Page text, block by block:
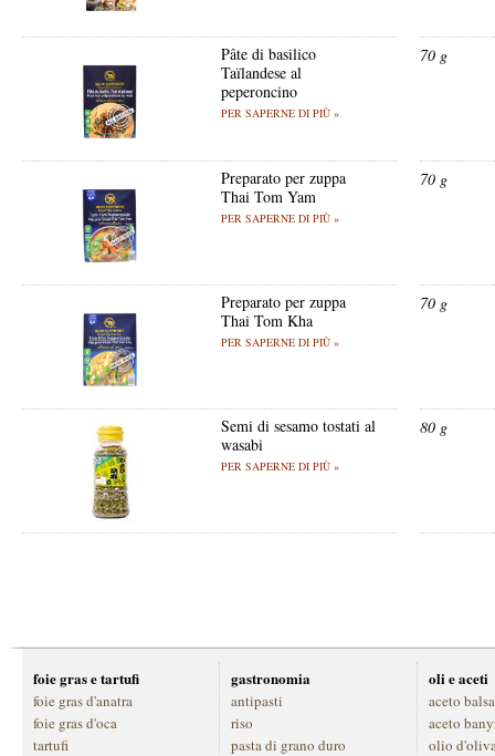
Pâte di basilico
Taïlandese al
peperoncino
PER SAPERNE DI PIÙ »
70 g
Preparato per zuppa
Thai Tom Yam
PER SAPERNE DI PIÙ »
70 g
Preparato per zuppa
Thai Tom Kha
PER SAPERNE DI PIÙ »
70 g
Semi di sesamo tostati al
wasabi
PER SAPERNE DI PIÙ »
80 g
foie gras e tartufi
foie gras d'anatra
foie gras d'oca
tartufi
gastronomia
antipasti
riso
pasta di grano duro
oli e aceti
aceto
aceto
olio